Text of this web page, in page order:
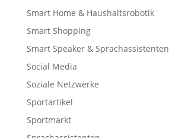
Smart Home & Haushaltsrobotik
Smart Shopping
Smart Speaker & Sprachassistenten
Social Media
Soziale Netzwerke
Sportartikel
Sportmarkt